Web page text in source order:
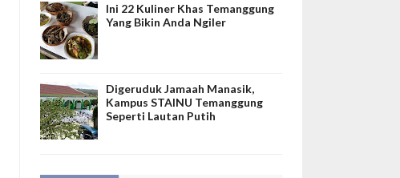
Ini 22 Kuliner Khas Temanggung
Yang Bikin Anda Ngiler
Digeruduk Jamaah Manasik,
Kampus STAINU Temanggung
Seperti Lautan Putih